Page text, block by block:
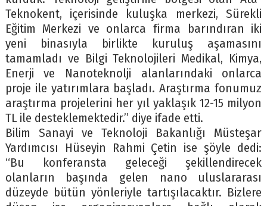
Teknokent, içerisinde kuluşka merkezi, Sürekli
Eğitim Merkezi ve onlarca firma barındıran iki
yeni binasıyla birlikte kuruluş aşamasını
tamamladı ve Bilgi Teknolojileri Medikal, Kimya,
Enerji ve Nanoteknolji alanlarındaki onlarca
proje ile yatırımlara başladı. Araştırma fonumuz
araştırma projelerini her yıl yaklaşık 12-15 milyon
TL ile desteklemektedir.” diye ifade etti.
Bilim Sanayi ve Teknoloji Bakanlığı Müsteşar
Yardımcısı Hüseyin Rahmi Çetin ise şöyle dedi:
“Bu konferansta geleceği şekillendirecek
olanların başında gelen nano uluslararası
düzeyde bütün yönleriyle tartışılacaktır. Bizlere